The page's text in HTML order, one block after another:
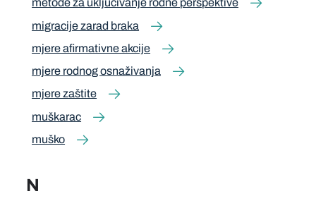
metode za uključivanje rodne perspektive
migracije zarad braka
mjere afirmativne akcije
mjere rodnog osnaživanja
mjere zaštite
muškarac
muško
N